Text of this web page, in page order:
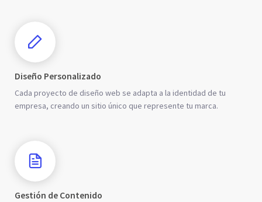
Diseño Personalizado
Cada proyecto de diseño web se adapta a la identidad de tu
empresa, creando un sitio único que represente tu marca.
Gestión de Contenido